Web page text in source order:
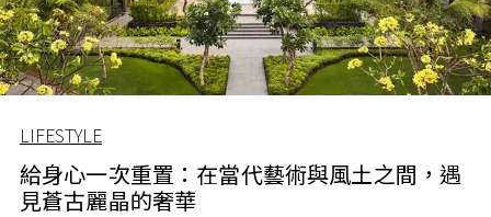
LIFESTYLE
給身心一次重置：在當代藝術與風土之間，遇
見蒼古麗晶的奢華